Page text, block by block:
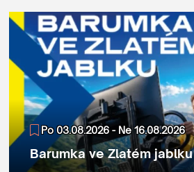
Po 03.08.2026 - Ne 16.08.2026
Barumka ve Zlatém jablku